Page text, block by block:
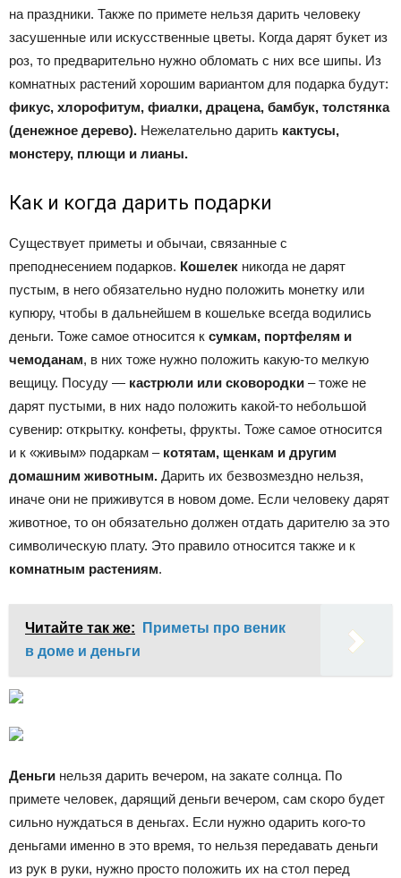
на праздники. Также по примете нельзя дарить человеку
засушенные или искусственные цветы. Когда дарят букет из
роз, то предварительно нужно обломать с них все шипы. Из
комнатных растений хорошим вариантом для подарка будут:
фикус, хлорофитум, фиалки, драцена, бамбук, толстянка
(денежное дерево). Нежелательно дарить кактусы,
монстеру, плющи и лианы.
Как и когда дарить подарки
Существует приметы и обычаи, связанные с
преподнесением подарков. Кошелек никогда не дарят
пустым, в него обязательно нудно положить монетку или
купюру, чтобы в дальнейшем в кошельке всегда водились
деньги. Тоже самое относится к сумкам, портфелям и
чемоданам, в них тоже нужно положить какую-то мелкую
вещицу. Посуду — кастрюли или сковородки – тоже не
дарят пустыми, в них надо положить какой-то небольшой
сувенир: открытку. конфеты, фрукты. Тоже самое относится
и к «живым» подаркам – котятам, щенкам и другим
домашним животным. Дарить их безвозмездно нельзя,
иначе они не приживутся в новом доме. Если человеку дарят
животное, то он обязательно должен отдать дарителю за это
символическую плату. Это правило относится также и к
комнатным растениям.
Читайте так же:
Приметы про веник
в доме и деньги
Деньги нельзя дарить вечером, на закате солнца. По
примете человек, дарящий деньги вечером, сам скоро будет
сильно нуждаться в деньгах. Если нужно одарить кого-то
деньгами именно в это время, то нельзя передавать деньги
из рук в руки, нужно просто положить их на стол перед